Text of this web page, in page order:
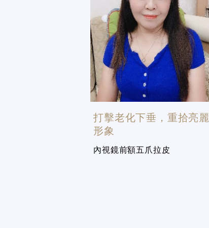
打擊老化下垂，重拾亮麗
形象
內視鏡前額五爪拉皮